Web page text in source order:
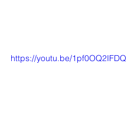
https://youtu.be/1pf0OQ2IFDQ